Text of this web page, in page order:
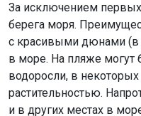
За исключением
берега моря.
с красивыми дюнами (в
в море. На пляже
водоросли, в некоторых
растительностью.
и в других местах в